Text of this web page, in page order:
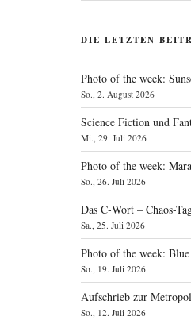
DIE LETZTEN
Photo of the week:
So., 2. August 2026
Science Fiction und
Mi., 29. Juli 2026
Photo of the week:
So., 26. Juli 2026
Das C‑Wort – Chaos-
Sa., 25. Juli 2026
Photo of the week:
So., 19. Juli 2026
Aufschrieb zur
So., 12. Juli 2026